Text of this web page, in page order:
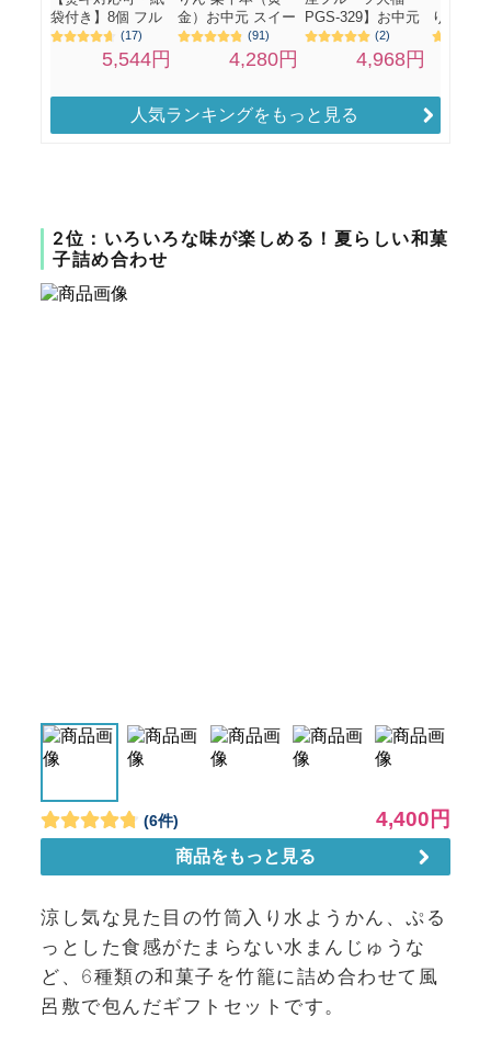
人気ランキングをもっと見る
2位：いろいろな味が楽しめる！夏らしい和菓
子詰め合わせ
涼し気な見た目の竹筒入り水ようかん、ぷる
っとした食感がたまらない水まんじゅうな
ど、6種類の和菓子を竹籠に詰め合わせて風
呂敷で包んだギフトセットです。